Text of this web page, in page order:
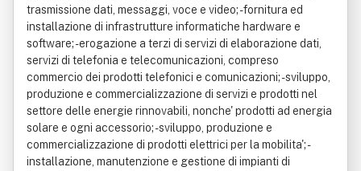
trasmissione dati, messaggi, voce e video; - fornitura ed
installazione di infrastrutture informatiche hardware e
software; - erogazione a terzi di servizi di elaborazione dati,
servizi di telefonia e telecomunicazioni, compreso
commercio dei prodotti telefonici e comunicazioni; - sviluppo,
produzione e commercializzazione di servizi e prodotti nel
settore delle energie rinnovabili, nonche' prodotti ad energia
solare e ogni accessorio; - sviluppo, produzione e
commercializzazione di prodotti elettrici per la mobilita'; -
installazione, manutenzione e gestione di impianti di